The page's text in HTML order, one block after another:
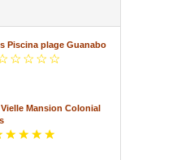
Piscina plage Guanabo
Mansion Colonial